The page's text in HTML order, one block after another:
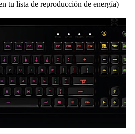
tu lista de reproducción de energía)